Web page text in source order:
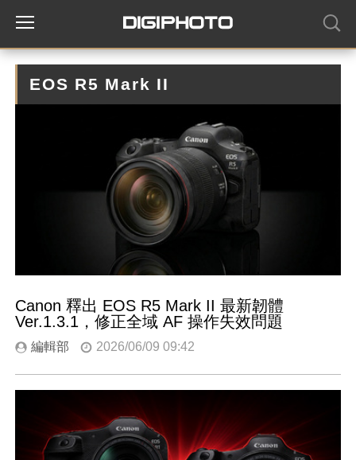
EOS R5 Mark II
Canon 釋出 EOS R5 Mark II 最新韌體
Ver.1.3.1，修正全域 AF 操作失效問題
編輯部 2026/06/09 09:42